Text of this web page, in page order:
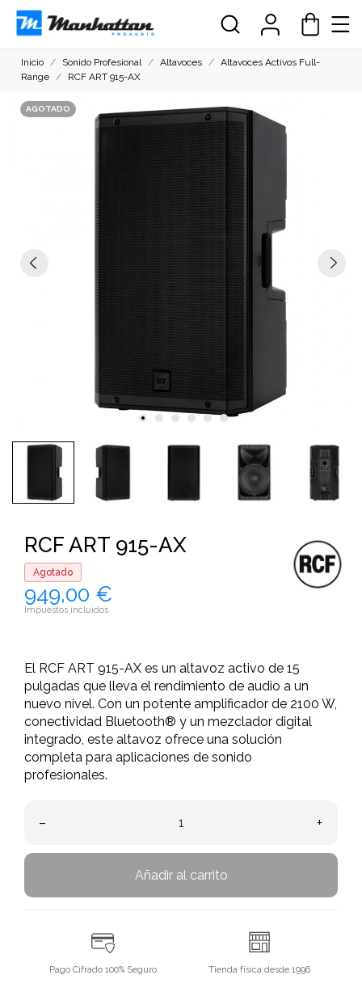
Inicio Sonido Profesional Altavoces
Altavoces Activos Full-
Range
RCF ART 915-AX
AGOTADO
RCF ART 915-AX
Agotado
949,00 €
Impuestos incluidos
El RCF ART 915-AX es un altavoz activo de 15
pulgadas que lleva el rendimiento de audio a un
nuevo nivel. Con un potente amplificador de 2100 W,
conectividad Bluetooth® y un mezclador digital
integrado, este altavoz ofrece una solución
completa para aplicaciones de sonido
profesionales.
– +
Añadir al carrito
Pago Cifrado 100% Seguro Tienda física desde 1996